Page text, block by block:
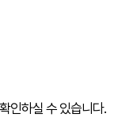
인하실 수 있습니다.